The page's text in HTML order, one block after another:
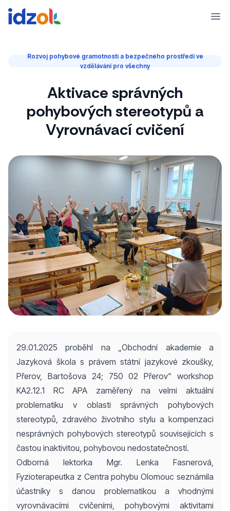
Rozvoj pohybové gramotnosti a bezpečného prostředí ve
vzdělávání pro všechny
Aktivace správných
pohybových stereotypů a
Vyrovnávací cvičení
29.01.2025 proběhl na „Obchodní akademie a
Jazyková škola s právem státní jazykové zkoušky,
Přerov, Bartošova 24; 750 02 Přerov“ workshop
KA2.12.1 RC APA zaměřený na velmi aktuální
problematiku v oblasti správných pohybových
stereotypů, zdravého životního stylu a kompenzaci
nesprávných pohybových stereotypů souvisejících s
častou inaktivitou, pohybovou nedostatečností.
Odborná lektorka Mgr. Lenka Fasnerová,
Fyzioterapeutka z Centra pohybu Olomouc seznámila
účastníky s danou problematikou a vhodnými
vyrovnávacími cvičeními, pohybovými aktivitami